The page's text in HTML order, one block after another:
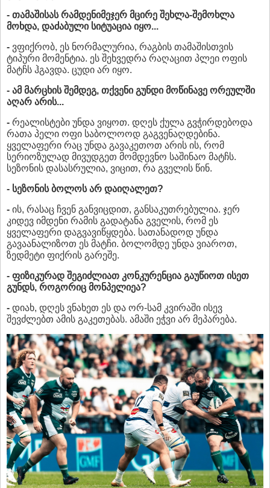
- თამაშისას რამდენიმეჯერ მცირე შეხლა-შემოხლა
მოხდა, დაძაბული სიტუაცია იყო...
- ვფიქრობ, ეს ნორმალურია, რაგბის თამაშისთვის
ტიპური მომენტია. ეს შეხვედრა რაღაცით პლეი ოფის
მატჩს ჰგავდა. ცუდი არ იყო.
- ამ მარცხის შემდეგ, თქვენი გუნდი მოწინავე ორეულში
აღარ არის...
- რეალისტები უნდა ვიყოთ. დღეს ქულა გვჭირდებოდა
რათა პელი ოფი საბოლოოდ გაგვენაღდებინა.
ყველაფერი რაც უნდა გავაკეთოთ არის ის, რომ
სერიოზულად მივუდგეთ მომდევნო საშინაო მატჩს.
სეზონის დასასრულია, ვიცით, რა გველის წინ.
- სეზონის ბოლოს არ დაიღალეთ?
- ის, რასაც ჩვენ განვიცდით, განსაკუთრებულია. ჯერ
კიდევ იმდენი რამის გადატანა გველის, რომ ეს
ყველაფერი დაგვავიწყდება. სათანადოდ უნდა
გავაანალიზოთ ეს მატჩი. ბოლომდე უნდა ვიაროთ,
ზედმეტი ფიქრის გარეშე.
- ფიზიკურად შეგიძლიათ კონკურენცია გაუწიოთ ისეთ
გუნდს, როგორიც მონპელიეა?
- დიახ, დღეს ვნახეთ ეს და ორ-სამ კვირაში ისევ
შევძლებთ ამის გაკეთებას. ამაში ეჭვი არ მეპარება.